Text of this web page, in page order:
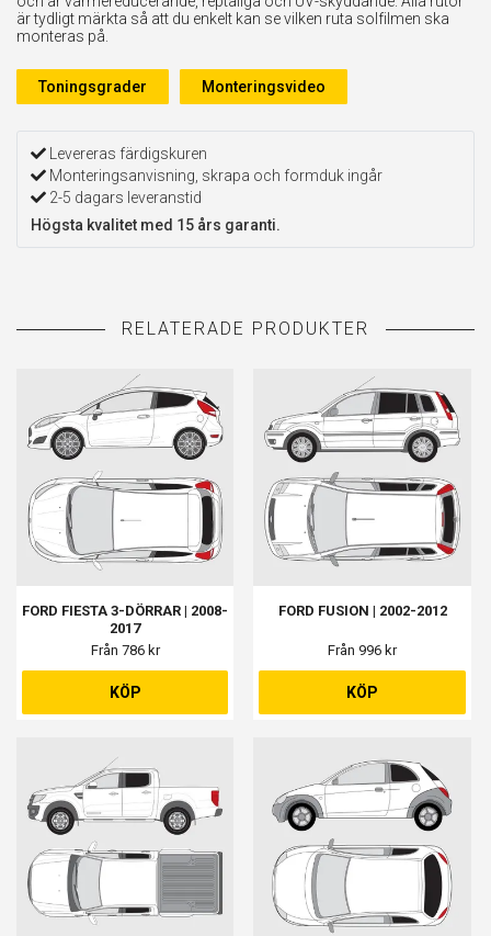
är tydligt märkta så att du enkelt kan se vilken ruta solfilmen ska
monteras på.
Toningsgrader Monteringsvideo
Levereras färdigskuren
Monteringsanvisning, skrapa och formduk ingår
2-5 dagars leveranstid
Högsta kvalitet med 15 års garanti.
FORD FIESTA 3-DÖRRAR | 2008-
2017
Från 786 kr
KÖP
FORD FUSION | 2002-2012
Från 996 kr
KÖP